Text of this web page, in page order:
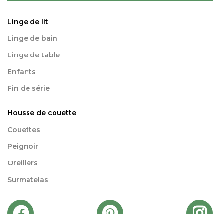
Linge de lit
Linge de bain
Linge de table
Enfants
Fin de série
Housse de couette
Couettes
Peignoir
Oreillers
Surmatelas